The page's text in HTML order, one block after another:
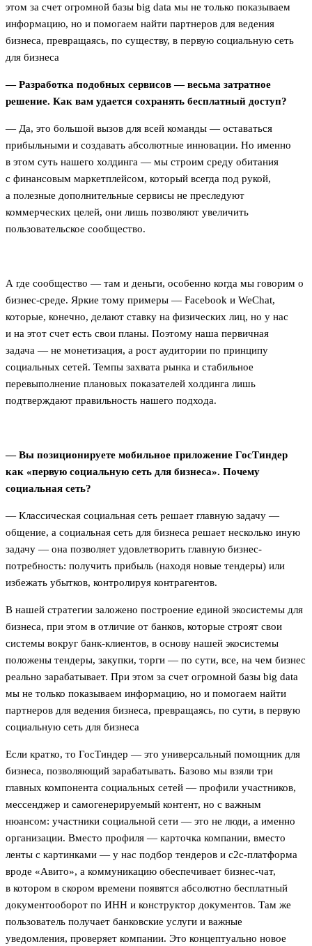
этом за счет огромной базы big data мы не только показываем
информацию, но и помогаем найти партнеров для ведения
бизнеса, превращаясь, по существу, в первую социальную сеть
для бизнеса
— Разработка подобных сервисов — весьма затратное
решение. Как вам удается сохранять бесплатный доступ?
— Да, это большой вызов для всей команды — оставаться
прибыльными и создавать абсолютные инновации. Но именно
в этом суть нашего холдинга — мы строим среду обитания
c финансовым маркетплейсом, который всегда под рукой,
а полезные дополнительные сервисы не преследуют
коммерческих целей, они лишь позволяют увеличить
пользовательское сообщество.
А где сообщество — там и деньги, особенно когда мы говорим о
бизнес-среде. Яркие тому примеры — Facebook и WeChat,
которые, конечно, делают ставку на физических лиц, но у нас
и на этот счет есть свои планы. Поэтому наша первичная
задача — не монетизация, а рост аудитории по принципу
социальных сетей. Темпы захвата рынка и стабильное
перевыполнение плановых показателей холдинга лишь
подтверждают правильность нашего подхода.
— Вы позиционируете мобильное приложение ГосТиндер
как «первую социальную сеть для бизнеса». Почему
социальная сеть?
— Классическая социальная сеть решает главную задачу —
общение, а социальная сеть для бизнеса решает несколько иную
задачу — она позволяет удовлетворить главную бизнес-
потребность: получить прибыль (находя новые тендеры) или
избежать убытков, контролируя контрагентов.
В нашей стратегии заложено построение единой экосистемы для
бизнеса, при этом в отличие от банков, которые строят свои
системы вокруг банк-клиентов, в основу нашей экосистемы
положены тендеры, закупки, торги — по сути, все, на чем бизнес
реально зарабатывает. При этом за счет огромной базы big data
мы не только показываем информацию, но и помогаем найти
партнеров для ведения бизнеса, превращаясь, по сути, в первую
социальную сеть для бизнеса
Если кратко, то ГосТиндер — это универсальный помощник для
бизнеса, позволяющий зарабатывать. Базово мы взяли три
главных компонента социальных сетей — профили участников,
мессенджер и самогенерируемый контент, но с важным
нюансом: участники социальной сети — это не люди, а именно
организации. Вместо профиля — карточка компании, вместо
ленты с картинками — у нас подбор тендеров и c2c-платформа
вроде «Авито», а коммуникацию обеспечивает бизнес-чат,
в котором в скором времени появятся абсолютно бесплатный
документооборот по ИНН и конструктор документов. Там же
пользователь получает банковские услуги и важные
уведомления, проверяет компании. Это концептуально новое